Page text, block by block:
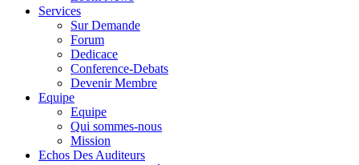
Services
Sur Demande
Forum
Dedicace
Conference-Debats
Devenir Membre
Equipe
Equipe
Qui sommes-nous
Mission
Echos Des Auditeurs